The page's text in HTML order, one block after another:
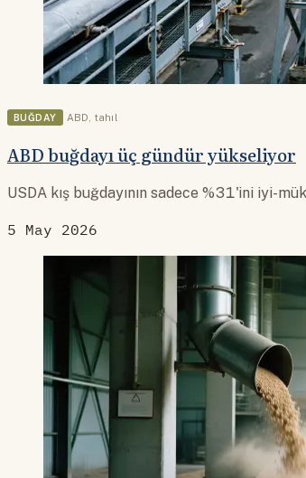
BUĞDAY ABD tahıl
ABD buğdayı üç gündür yükseliyor
USDA kış buğdayının sadece %31'ini iyi-
5 May 2026